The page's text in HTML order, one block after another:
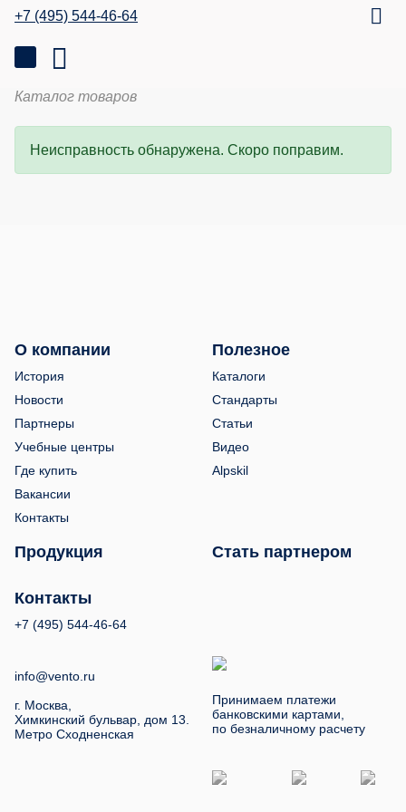
+7 (495) 544-46-64
Каталог товаров
Неисправность обнаружена. Скоро поправим.
О компании
История
Новости
Партнеры
Учебные центры
Где купить
Вакансии
Контакты
Полезное
Каталоги
Стандарты
Статьи
Видео
Alpskil
Продукция Стать партнером
Контакты
+7 (495) 544-46-64
info@vento.ru
г. Москва,
Химкинский бульвар, дом 13.
Метро Сходненская
Принимаем платежи
банковскими картами,
по безналичному расчету